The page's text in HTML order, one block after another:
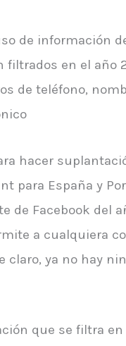
de información
en el año
de teléfono,
hacer
para España y
Facebook del
a cualquiera
claro, ya no hay
que se filtra en